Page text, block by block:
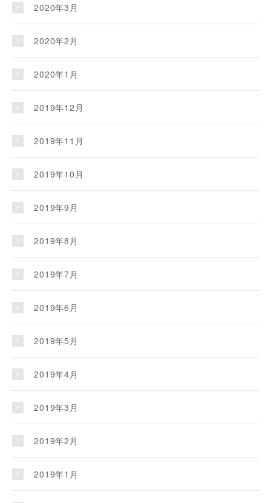
2020年3月
2020年2月
2020年1月
2019年12月
2019年11月
2019年10月
2019年9月
2019年8月
2019年7月
2019年6月
2019年5月
2019年4月
2019年3月
2019年2月
2019年1月